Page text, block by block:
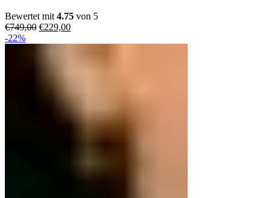
Bewertet mit 4.75 von 5
€749,00 Ursprünglicher
€229,00Aktueller
-22%